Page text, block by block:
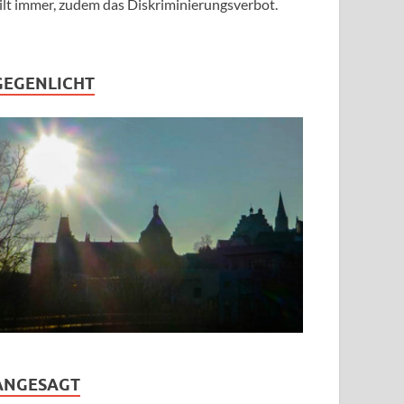
immer, zudem das Diskriminierungsverbot.